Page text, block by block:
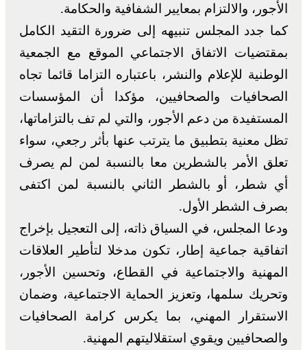
الأجور، والالتزام بمعايير الشفافية والحكامة.
كما جدد المجلس تنبيهه إلى ضرورة التقيد الكامل
بمقتضيات الاتفاق الاجتماعي الموقع مع الجمعية
الوطنية للإعلام والنشر، باعتباره التزاما قائما تجاه
الصحافيات والصحافيين، مؤكدا أن المؤسسات
المستفيدة من دعم الأجور، والتي لم تف بالتزاماتها،
تظل معنية بتطبيق ما يترتب عنها بأثر رجعي، سواء
تعلق الأمر بالشطرين معا بالنسبة لمن لم يصرف
أي شطر، أو بالشطر الثاني بالنسبة لمن اكتفى
بصرف الشطر الأول.
ودعا المجلس، في السياق ذاته، إلى التعجيل بإخراج
اتفاقية جماعية إطار، تكون مدخلا لتأطير العلاقات
المهنية والاجتماعية في القطاع، وتحسين الأجور،
وتحريك سلمها، وتعزيز الحماية الاجتماعية، وضمان
الاستقرار المهني، بما يكرس كرامة الصحافيات
والصحافيين ويقوي استقلاليتهم المهنية.